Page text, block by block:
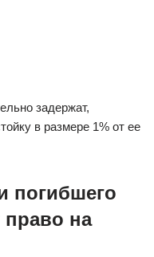
задержат,
в размере 1% от ее
погибшего
на